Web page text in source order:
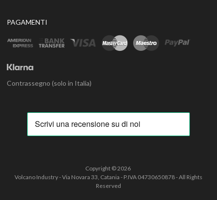
PAGAMENTI
Contrassegno (solo in Italia)
Copyright ©2026
Volcano Industry - Via Novara 33, Catania - P.IVA 04730650878 - All Rights
Reserved